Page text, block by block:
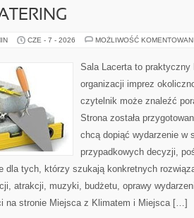
CZE - 7 - 2026 MOŻLIWOŚĆ
Sala Lacerta to praktyczny
organizacji imprez
czytelnik może znaleźć
Strona została
chcą dopiąć wydarzenie w
przypadkowych decyzji,
dla tych, którzy szukają konkretnych
atrakcji, muzyki, budżetu, oprawy
na stronie Miejsca z Klimatem i Miejsca […]